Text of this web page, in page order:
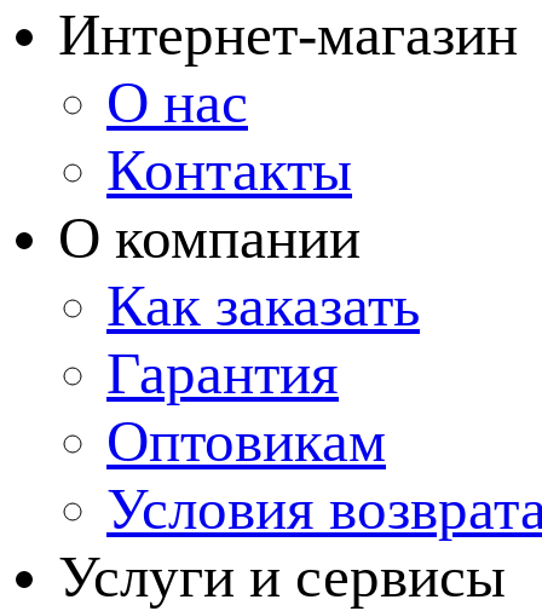
Интернет-магазин
О нас
Контакты
О компании
Как заказать
Гарантия
Оптовикам
Условия
Услуги и сервисы